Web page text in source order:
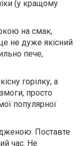
(у кращому
на смак,
не дуже якісний
пече,
горілку, а
просто
популярної
Поставте
час. Не